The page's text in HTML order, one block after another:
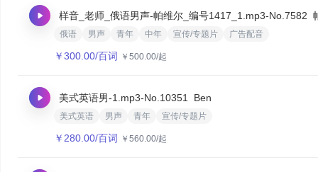
样音_老师_俄语男声-帕维尔_编号1417_1.mp3-No.7582
俄语 男声 青年 中年 宣传/专题片 广告配音
￥300.00/百词 ￥ 500.00/起
美式英语男-1.mp3-No.10351 Ben
美式英语 男声 青年 宣传/专题片
￥ 280.00/百词 ￥ 560.00/起